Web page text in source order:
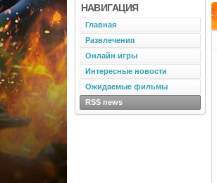
НАВИГАЦИЯ
Главная
Развлечения
Онлайн игры
Интересные новости
Ожидаемые фильмы
RSS news